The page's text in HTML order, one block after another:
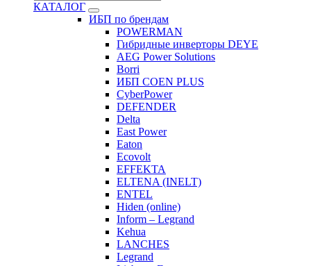
КАТАЛОГ
ИБП по брендам
POWERMAN
Гибридные инверторы DEYE
AEG Power Solutions
Borri
ИБП COEN PLUS
CyberPower
DEFENDER
Delta
East Power
Eaton
Ecovolt
EFFEKTA
ELTENA (INELT)
ENTEL
Hiden (online)
Inform – Legrand
Kehua
LANCHES
Legrand